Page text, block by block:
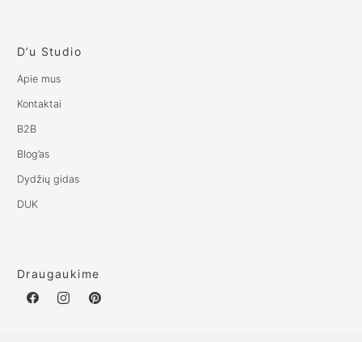
D’u Studio
Apie mus
Kontaktai
B2B
Blog’as
Dydžių gidas
DUK
Draugaukime